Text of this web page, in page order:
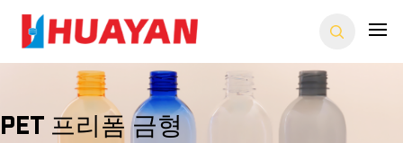
PET 프리폼 금형